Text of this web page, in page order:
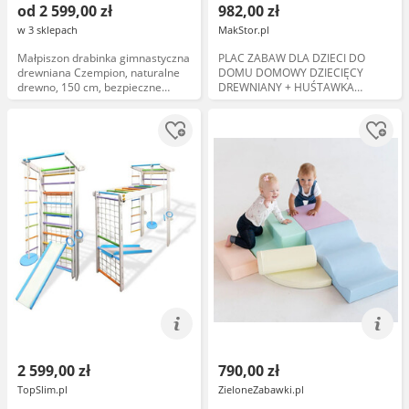
od 2 599,00 zł
w 3 sklepach
Małpiszon drabinka gimnastyczna
drewniana Czempion, naturalne
drewno, 150 cm, bezpieczne
wykończenie, certyfikat
982,00 zł
MakStor.pl
PLAC ZABAW DLA DZIECI DO
DOMU DOMOWY DZIECIĘCY
DREWNIANY + HUŚTAWKA
ŚCIANKA
2 599,00 zł
TopSlim.pl
790,00 zł
ZieloneZabawki.pl